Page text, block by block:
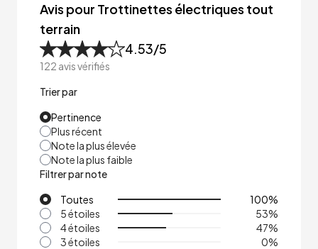
Avis pour Trottinettes électriques tout
terrain
4.53/5
122 avis vérifiés
Trier par
Pertinence
Plus récent
Note la plus élevée
Note la plus faible
Filtrer par note
Toutes
100%
5 étoiles
53%
4 étoiles
47%
3 étoiles
0%